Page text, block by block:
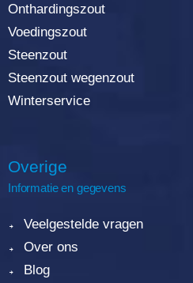
Onthardingszout
Voedingszout
Steenzout
Steenzout wegenzout
Winterservice
Overige
Informatie en gegevens
Veelgestelde vragen
Over ons
Blog